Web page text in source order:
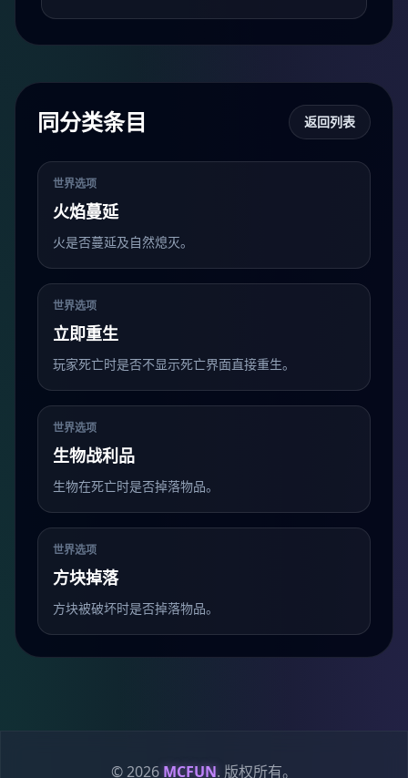
同分类条目 返回列表
世界选项
火焰蔓延
火是否蔓延及自然熄灭。
世界选项
立即重生
玩家死亡时是否不显示死亡界面直接重生。
世界选项
生物战利品
生物在死亡时是否掉落物品。
世界选项
方块掉落
方块被破坏时是否掉落物品。
© 2026 MCFUN. 版权所有。